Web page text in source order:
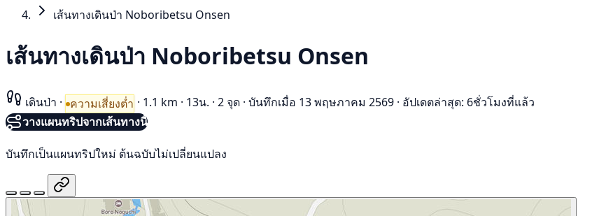
เส้นทางเดินป่า Noboribetsu Onsen
เส้นทางเดินป่า Noboribetsu Onsen
เดินป่า · ความเสี่ยงต่ำ · 1.1 km · 13น. · 2 จุด · บันทึกเมื่อ 13 พฤษภาคม 2569 · อัปเดตล่าสุด: 6ชั่วโมงที่แล้ว
วางแผนทริปจากเส้นทางนี้
บันทึกเป็นแผนทริปใหม่ ต้นฉบับไม่เปลี่ยนแปลง